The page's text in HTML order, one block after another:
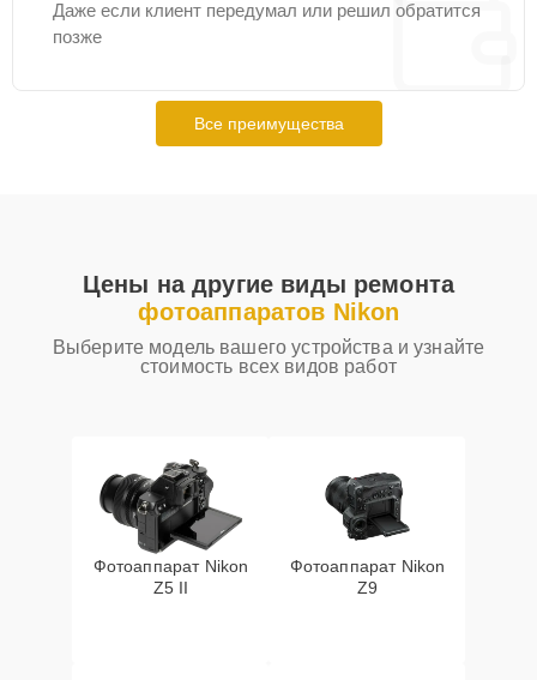
Даже если клиент передумал или решил обратится
позже
Все преимущества
Цены на другие виды ремонта
фотоаппаратов Nikon
Выберите модель вашего устройства и узнайте
стоимость всех видов работ
Фотоаппарат Nikon
Z5 II
Фотоаппарат Nikon
Z9